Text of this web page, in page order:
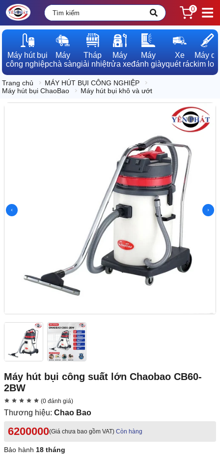
0
Máy hút bụi
công nghiệp
Máy
chà sàn
Tháp
giải nhiệt
Máy
rửa xe
Máy
đánh giày
Xe
quét rác
Máy dò
kim loại
Trang chủ
MÁY HÚT BỤI CÔNG NGHIỆP
Máy hút bụi ChaoBao
Máy hút bụi khô và ướt
Máy hút bụi công suất lớn Chaobao CB60-
2BW
(0 đánh giá)
Thương hiệu: Chao Bao
6200000(Giá chưa bao gồm VAT) Còn hàng
Bảo hành 18 tháng